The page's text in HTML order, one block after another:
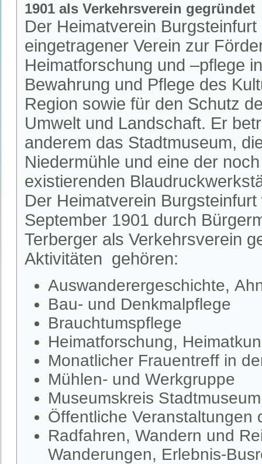
1901 als Verkehrsverein gegründet
Der Heimatverein Burgsteinfurt
eingetragener Verein zur
Heimatforschung und –pflege
Bewahrung und Pflege des
Region sowie für den Schutz
Umwelt und Landschaft. Er
anderem das Stadtmuseum,
Niedermühle und eine der
existierenden
Der Heimatverein
September 1901 durch
Terberger als Verkehrsverein
Aktivitäten gehören:
Auswanderergeschichte,
Bau- und Denkmalpflege
Brauchtumspflege
Heimatforschung,
Monatlicher Frauentreff in
Mühlen- und Werkgruppe
Museumskreis
Öffentliche Veranstaltungen
Radfahren, Wandern und
Wanderungen, Erlebnis-